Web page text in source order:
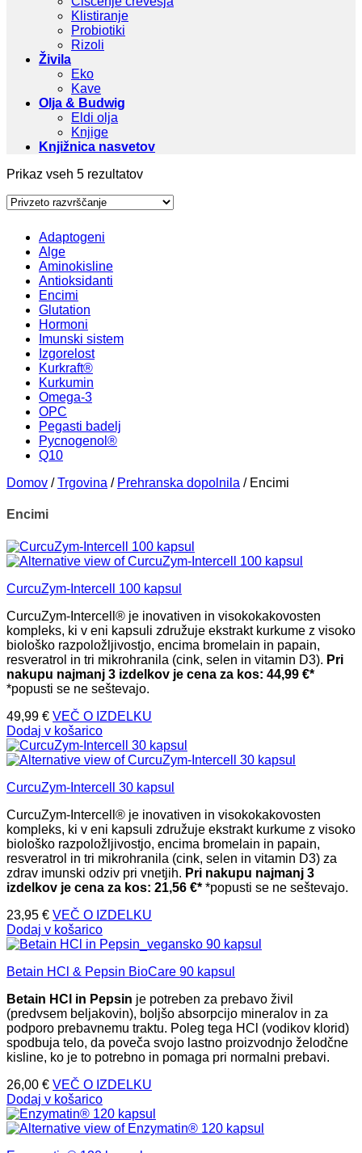
Klistiranje
Probiotiki
Rizoli
Živila
Eko
Kave
Olja & Budwig
Eldi olja
Knjige
Knjižnica nasvetov
Prikaz vseh 5 rezultatov
Adaptogeni
Alge
Aminokisline
Antioksidanti
Encimi
Glutation
Hormoni
Imunski sistem
Izgorelost
Kurkraft®
Kurkumin
Omega-3
OPC
Pegasti badelj
Pycnogenol®
Q10
Domov / Trgovina / Prehranska dopolnila /Encimi
Encimi
CurcuZym-Intercell 100 kapsul
CurcuZym-Intercell® je inovativen in visokokakovosten
kompleks, ki v eni kapsuli združuje ekstrakt kurkume z visoko
biološko razpoložljivostjo, encima bromelain in papain,
resveratrol in tri mikrohranila (cink, selen in vitamin D3). Pri
nakupu najmanj 3 izdelkov je cena za kos: 44,99 €*
*popusti se ne seštevajo.
49,99 € VEČ O IZDELKU
Dodaj v košarico
CurcuZym-Intercell 30 kapsul
CurcuZym-Intercell® je inovativen in visokokakovosten
kompleks, ki v eni kapsuli združuje ekstrakt kurkume z visoko
biološko razpoložljivostjo, encima bromelain in papain,
resveratrol in tri mikrohranila (cink, selen in vitamin D3) za
zdrav imunski odziv pri vnetjih. Pri nakupu najmanj 3
izdelkov je cena za kos: 21,56 €* *popusti se ne seštevajo.
23,95 € VEČ O IZDELKU
Dodaj v košarico
Betain HCl & Pepsin BioCare 90 kapsul
Betain HCl in Pepsin je potreben za prebavo živil
(predvsem beljakovin), boljšo absorpcijo mineralov in za
podporo prebavnemu traktu. Poleg tega HCl (vodikov klorid)
spodbuja telo, da poveča svojo lastno proizvodnjo želodčne
kisline, ko je to potrebno in pomaga pri normalni prebavi.
26,00 € VEČ O IZDELKU
Dodaj v košarico